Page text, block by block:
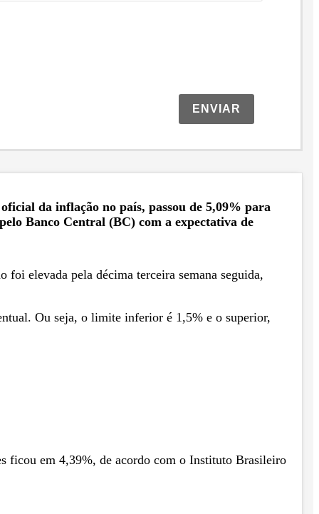
ENVIAR
da inflação no país, passou de 5,09% para
Banco Central (BC) com a expectativa de
elevada pela décima terceira semana seguida,
Ou seja, o limite inferior é 1,5% e o superior,
ficou em 4,39%, de acordo com o Instituto Brasileiro